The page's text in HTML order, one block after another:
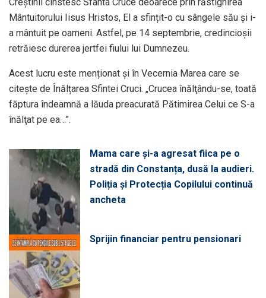
Mântuitorului Iisus Hristos, El a sfințit-o cu sângele său și i-
a mântuit pe oameni. Astfel, pe 14 septembrie, credincioșii
retrăiesc durerea jertfei fiului lui Dumnezeu.
Acest lucru este menționat și în Vecernia Marea care se
citește de Înălțarea Sfintei Cruci. „Crucea înălţându-se, toată
făptura îndeamnă a lăuda preacurată Pătimirea Celui ce S-a
înălţat pe ea…”.
Mama care și-a agresat fiica pe o
stradă din Constanța, dusă la audieri.
Poliția și Protecția Copilului continuă
ancheta
Sprijin financiar pentru pensionari